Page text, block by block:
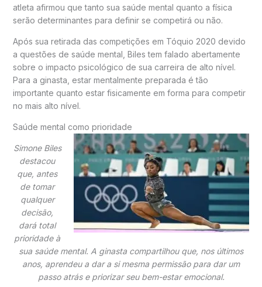
atleta afirmou que tanto sua saúde mental quanto a física
serão determinantes para definir se competirá ou não.
Após sua retirada das competições em Tóquio 2020 devido
a questões de saúde mental, Biles tem falado abertamente
sobre o impacto psicológico de sua carreira de alto nível.
Para a ginasta, estar mentalmente preparada é tão
importante quanto estar fisicamente em forma para competir
no mais alto nível.
Saúde mental como prioridade
Simone Biles
destacou
que, antes
de tomar
qualquer
decisão,
dará total
prioridade à
sua saúde mental. A ginasta compartilhou que, nos últimos
anos, aprendeu a dar a si mesma permissão para dar um
passo atrás e priorizar seu bem-estar emocional.